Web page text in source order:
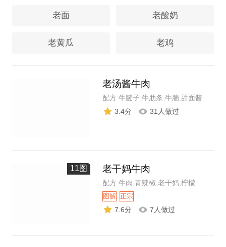
老面 老酸奶
老黄瓜 老鸡
老汤酱牛肉
配方:牛腱子,牛肋条,牛腩,甜面酱
3.4分
31人做过
11图 老干妈牛肉
配方:牛肉,青辣椒,老干妈,柠檬
图解 正宗
7.6分 7人做过